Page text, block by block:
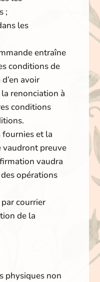
;
les
entraîne
conditions de
avoir
renonciation à
conditions
fournies et la
preuve
vaudra
opérations
courrier
de la
physiques non